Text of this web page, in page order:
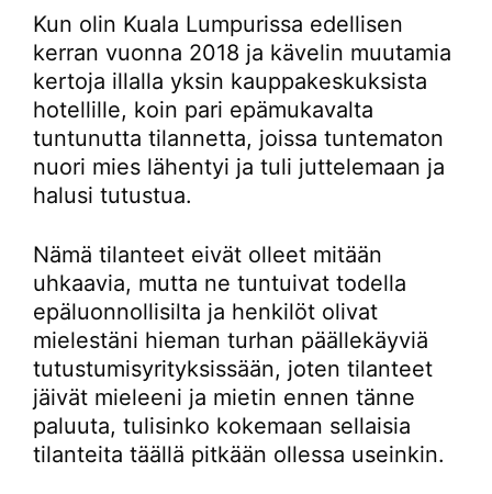
Kun olin Kuala Lumpurissa edellisen
kerran vuonna 2018 ja kävelin muutamia
kertoja illalla yksin kauppakeskuksista
hotellille, koin pari epämukavalta
tuntunutta tilannetta, joissa tuntematon
nuori mies lähentyi ja tuli juttelemaan ja
halusi tutustua.
Nämä tilanteet eivät olleet mitään
uhkaavia, mutta ne tuntuivat todella
epäluonnollisilta ja henkilöt olivat
mielestäni hieman turhan päällekäyviä
tutustumisyrityksissään, joten tilanteet
jäivät mieleeni ja mietin ennen tänne
paluuta, tulisinko kokemaan sellaisia
tilanteita täällä pitkään ollessa useinkin.